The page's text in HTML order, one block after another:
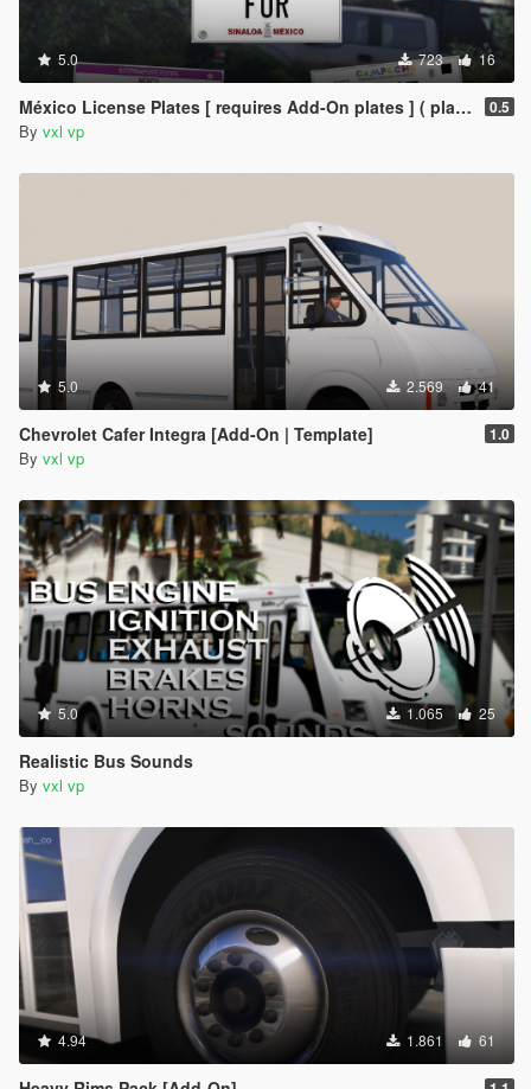
5.0 723 16
México License Plates [ requires Add-On plates ] ( placas de mexico ) 0.5
By vxl vp
5.0 2.569 41
Chevrolet Cafer Integra [Add-On | Template] 1.0
By vxl vp
5.0 1.065 25
Realistic Bus Sounds
By vxl vp
4.94 1.861 61